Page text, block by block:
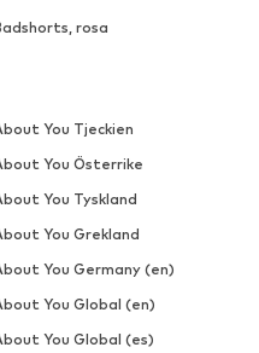
rosa
You Tjeckien
You Österrike
You Tyskland
You Grekland
You Germany (en)
You Global (en)
You Global (es)